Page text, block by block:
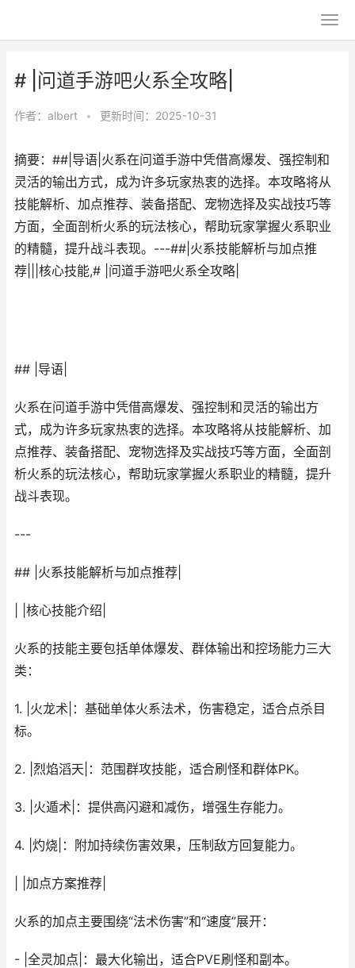
# |问道手游吧火系全攻略|
作者： albert • 更新时间：2025-10-31
摘要：##|导语|火系在问道手游中凭借高爆发、强控制和
灵活的输出方式，成为许多玩家热衷的选择。本攻略将从
技能解析、加点推荐、装备搭配、宠物选择及实战技巧等
方面，全面剖析火系的玩法核心，帮助玩家掌握火系职业
的精髓，提升战斗表现。---##|火系技能解析与加点推
荐|||核心技能,# |问道手游吧火系全攻略|
## |导语|
火系在问道手游中凭借高爆发、强控制和灵活的输出方
式，成为许多玩家热衷的选择。本攻略将从技能解析、加
点推荐、装备搭配、宠物选择及实战技巧等方面，全面剖
析火系的玩法核心，帮助玩家掌握火系职业的精髓，提升
战斗表现。
---
## |火系技能解析与加点推荐|
| |核心技能介绍|
火系的技能主要包括单体爆发、群体输出和控场能力三大
类：
1. |火龙术|：基础单体火系法术，伤害稳定，适合点杀目
标。
2. |烈焰滔天|：范围群攻技能，适合刷怪和群体PK。
3. |火遁术|：提供高闪避和减伤，增强生存能力。
4. |灼烧|：附加持续伤害效果，压制敌方回复能力。
| |加点方案推荐|
火系的加点主要围绕“法术伤害”和“速度”展开：
- |全灵加点|：最大化输出，适合PVE刷怪和副本。